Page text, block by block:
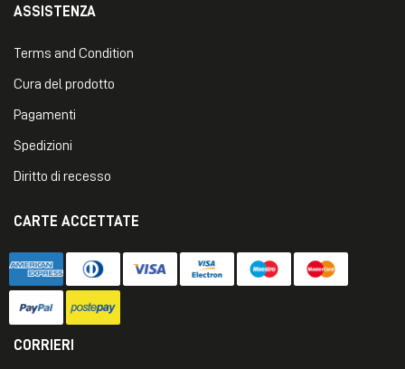
ASSISTENZA
Terms and Condition
Cura del prodotto
Pagamenti
Spedizioni
Diritto di recesso
CARTE ACCETTATE
CORRIERI